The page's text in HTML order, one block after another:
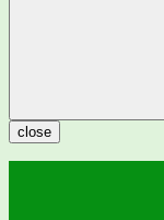
close